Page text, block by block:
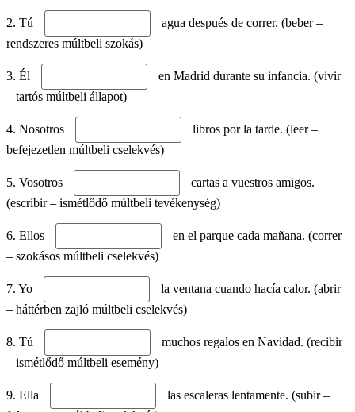
2. Tú
agua después de correr. (beber –
rendszeres múltbeli szokás)
3. Él
en Madrid durante su infancia. (vivir
– tartós múltbeli állapot)
4. Nosotros
libros por la tarde. (leer –
befejezetlen múltbeli cselekvés)
5. Vosotros
cartas a vuestros amigos.
(escribir – ismétlődő múltbeli tevékenység)
6. Ellos
en el parque cada mañana. (correr
– szokásos múltbeli cselekvés)
7. Yo
la ventana cuando hacía calor. (abrir
– háttérben zajló múltbeli cselekvés)
8. Tú
muchos regalos en Navidad. (recibir
– ismétlődő múltbeli esemény)
9. Ella
las escaleras lentamente. (subir –